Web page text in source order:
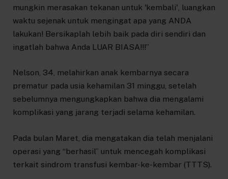
mungkin merasakan tekanan untuk 'kembali', luangkan
waktu sejenak untuk mengingat apa yang ANDA
lakukan! Bersikaplah lebih baik pada diri sendiri dan
ingatlah bahwa Anda LUAR BIASA!!!”
Nelson, 34, melahirkan anak kembarnya secara
prematur pada usia kehamilan 31 minggu, setelah
sebelumnya mengungkapkan bahwa dia mengalami
komplikasi yang jarang terjadi selama kehamilan.
Pada bulan Maret, dia mengatakan dia telah menjalani
operasi yang “berhasil” untuk mencegah komplikasi
terkait sindrom transfusi kembar-ke-kembar (TTTS).